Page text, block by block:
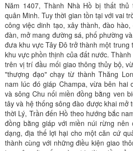
Năm 1407, Thành Nhà Hồ bị thất
quân Minh. Tuy thời gian tồn tại với vai
công việc dinh tạo, xây thành, đào
đàn, mở mang đường sá, phố phường
đưa khu vực Tây Đô trở thành một trung
khu vực phồn thịnh của đất nước.
trên vị trí đầu mối giao thông thủy bộ,
"thượng đạo" chạy từ thành Thăng
nam lúc đó giáp Champa, vừa bên hai
và sông Chu nối miền đồng bằng ven
tây và hệ thống sông đào được khai mở
thời Lý, Trần đến Hồ theo hướng bắc
đồng bằng giáp với miền núi rừng nên
dạng, địa thế lợi hại cho một căn cứ
thành cùng với những điều kiện giao